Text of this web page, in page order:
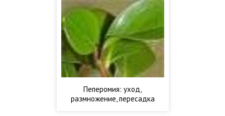
Пеперомия: уход,
размножение, пересадка